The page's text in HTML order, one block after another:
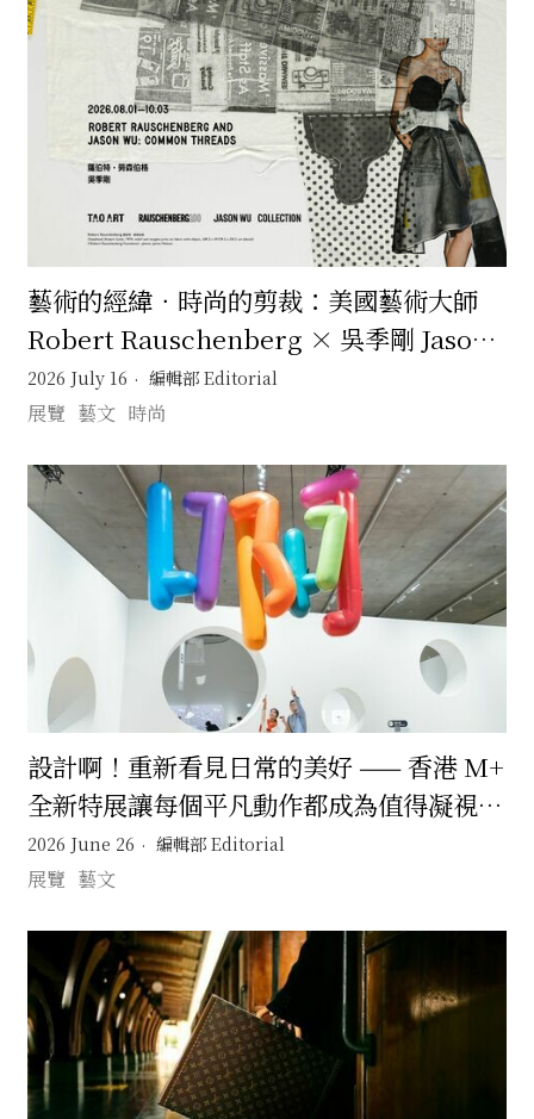
藝術的經緯．時尚的剪裁：美國藝術大師
Robert Rauschenberg × 吳季剛 Jason
Wu 一場跨越半世紀的靈感交會
2026 July 16 編輯部 Editorial
展覽 藝文 時尚
設計啊！重新看見日常的美好 —— 香港 M+
全新特展讓每個平凡動作都成為值得凝視的
生活設計
2026 June 26 編輯部 Editorial
展覽 藝文